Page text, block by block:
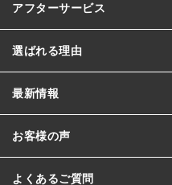
アフターサービス
選ばれる理由
最新情報
お客様の声
よくあるご質問